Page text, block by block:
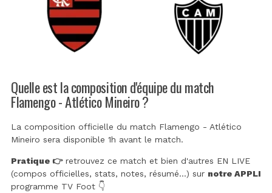
Quelle est la composition d'équipe du match
Flamengo - Atlético Mineiro ?
La composition officielle du match Flamengo - Atlético
Mineiro sera disponible 1h avant le match.
Pratique 👉retrouvez ce match et bien d'autres EN LIVE
(compos officielles, stats, notes, résumé...) sur notre APPLI
programme TV Foot 👇